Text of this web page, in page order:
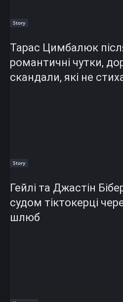
Story
Тарас Цимбалюк
романтичні чутки,
скандали, які не
Story
Гейлі та Джастін
судом тіктокерці
шлюб